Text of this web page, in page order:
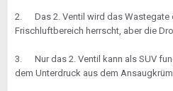
2. Das 2. Ventil wird das Wastegate
Frischluftbereich herrscht, aber die
3. Nur das 2. Ventil kann als SUV
dem Unterdruck aus dem